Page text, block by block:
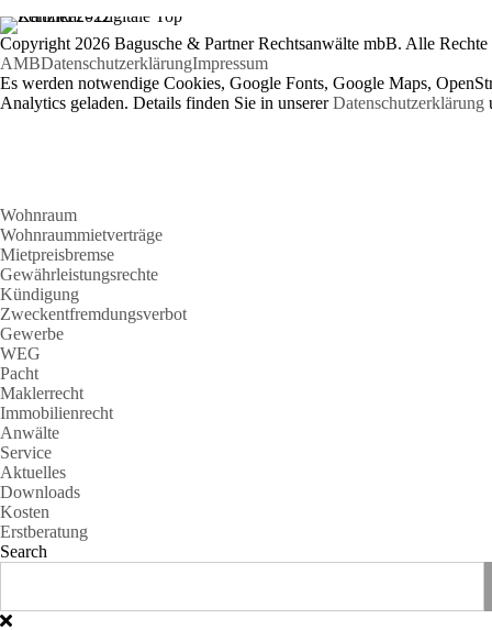
Copyright 2026 Bagusche & Partner Rechtsanwälte mbB. Alle Rechte
AMBDatenschutzerklärungImpressum
Es werden notwendige Cookies, Google Fonts, Google Maps,
Analytics geladen. Details finden Sie in unsererDatenschutzerklärung
Wohnraum
Wohnraummietverträge
Mietpreisbremse
Gewährleistungsrechte
Kündigung
Zweckentfremdungsverbot
Gewerbe
WEG
Pacht
Maklerrecht
Immobilienrecht
Anwälte
Service
Aktuelles
Downloads
Kosten
Erstberatung
Search